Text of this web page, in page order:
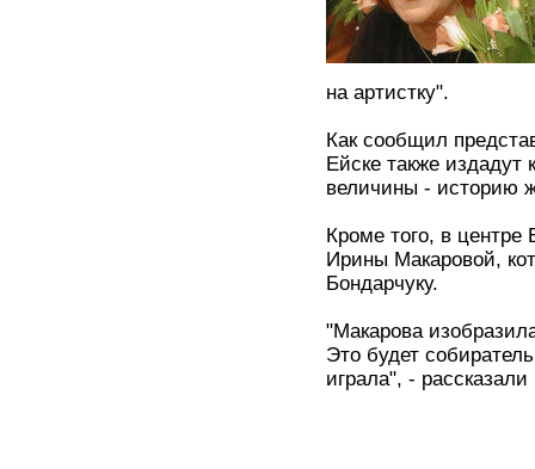
на артистку".
Как сообщил
Ейске также издадут
величины - историю
Кроме того, в центре
Ирины Макаровой,
Бондарчуку.
"Макарова
Это будет
играла", -